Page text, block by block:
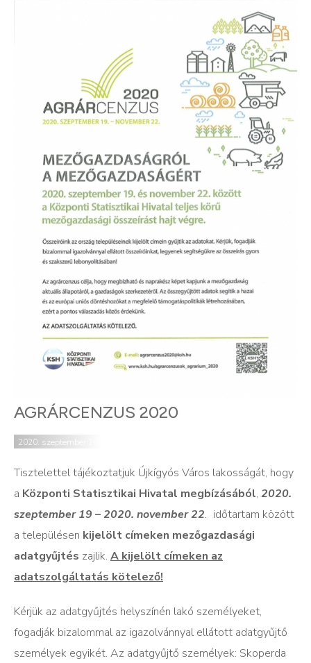
AGRÁRCENZUS 2020
2020. szeptember 16.
Tisztelettel tájékoztatjuk Újkígyós Város lakosságát, hogy
a Központi Statisztikai Hivatal megbízásából, 2020.
szeptember 19 – 2020. november 22. időtartam között
a településen kijelölt címeken mezőgazdasági
adatgyűjtés zajlik. A kijelölt címeken az
adatszolgáltatás kötelező!
Kérjük az adatgyűjtés helyszínén lakó személyeket,
fogadják bizalommal az igazolvánnyal ellátott adatgyűjtő
személyek egyikét. Az adatgyűjtő személyek: Skoperda